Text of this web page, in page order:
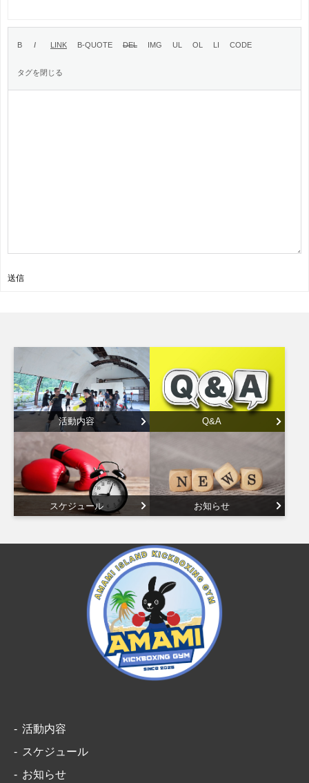
送信
活動内容 Q&A
スケジュール お知らせ
活動内容
スケジュール
お知らせ